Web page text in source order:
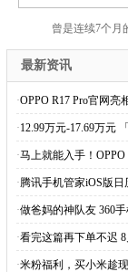
曾是连续7个月
最新资讯
·OPPO R17 Pro官网亮
·12.99万元-17.69万元
·马上就能入手！OPPO
·腾讯手机管家iOS版
·做爸妈的神队友 360
·看完这篇再下单不迟
·米粉福利，买小米趁